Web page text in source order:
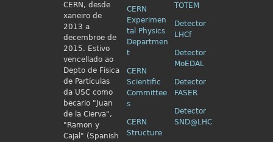
CERN, desde
xaneiro de
2013 a
decembroe de
2015. Estivo
vencellado ao
Depto de Física
de Partículas
da USC como
becario "Juan
de la Cierva",
"Ramon y
Cajal" (Spanish
CERN
Experimen
tal Physics
Departmen
t
CERN
Scientific
Committee
s
CERN
Structure
TOTEM
Detector
LHCf
Detector
MoEDAL
Detector
FASER
Detector
SND@LHC